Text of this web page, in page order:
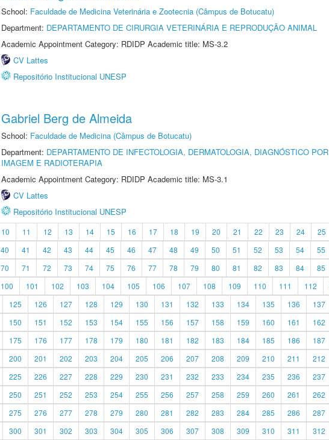
School: Faculdade de Medicina Veterinária e Zootecnia (Câmpus de Botucatu)
Department: DEPARTAMENTO DE CIRURGIA VETERINÁRIA E REPRODUÇÃO ANIMAL
Academic Appointment Category: RDIDP Academic title: MS-3.2
CV Lattes
Repositório Institucional UNESP
Gabriel Berg de Almeida
School: Faculdade de Medicina (Câmpus de Botucatu)
Department: DEPARTAMENTO DE INFECTOLOGIA, DERMATOLOGIA, DIAGNÓSTICO POR
IMAGEM E RADIOTERAPIA
Academic Appointment Category: RDIDP Academic title: MS-3.1
CV Lattes
Repositório Institucional UNESP
10 11 12 13 14 15 16 17 18 19 20 21 22 23 24 25
40 41 42 43 44 45 46 47 48 49 50 51 52 53 54 55
70 71 72 73 74 75 76 77 78 79 80 81 82 83 84 85
100 101 102 103 104 105 106 107 108 109 110 111 112
125 126 127 128 129 130 131 132 133 134 135 136 137
150 151 152 153 154 155 156 157 158 159 160 161 162
175 176 177 178 179 180 181 182 183 184 185 186 187
200 201 202 203 204 205 206 207 208 209 210 211 212
225 226 227 228 229 230 231 232 233 234 235 236 237
250 251 252 253 254 255 256 257 258 259 260 261 262
275 276 277 278 279 280 281 282 283 284 285 286 287
300 301 302 303 304 305 306 307 308 309 310 311 312